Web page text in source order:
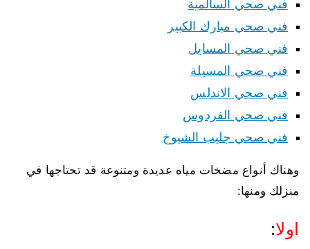
فني صحي السالمية
فني صحي مبارك الكبير
فني صحي المسايل
فني صحي المسيلة
فني صحي الاندلس
فني صحي الفردوس
فني صحي جليب الشيوخ
وهناك أنواع مضخات مياه عديدة ومتنوعة قد تحتاجها في
منزلك ومنها:
اولا: